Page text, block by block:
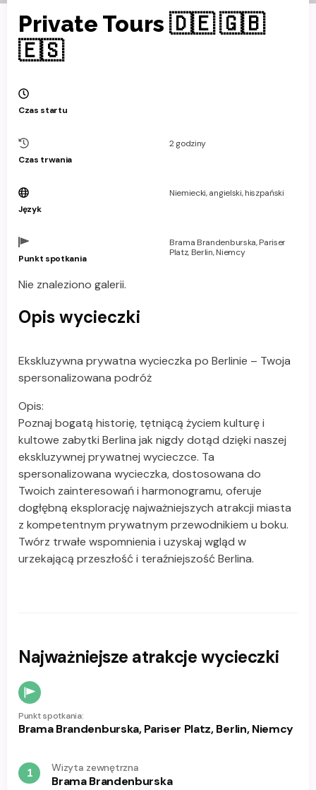
Private Tours 🇩🇪 🇬🇧
🇪🇸
Czas startu
Czas trwania
2 godziny
Język
Niemiecki, angielski, hiszpański
Punkt spotkania
Brama Brandenburska, Pariser
Platz, Berlin, Niemcy
Nie znaleziono galerii.
Opis wycieczki
Ekskluzywna prywatna wycieczka po Berlinie – Twoja
spersonalizowana podróż
Opis:
Poznaj bogatą historię, tętniącą życiem kulturę i
kultowe zabytki Berlina jak nigdy dotąd dzięki naszej
ekskluzywnej prywatnej wycieczce. Ta
spersonalizowana wycieczka, dostosowana do
Twoich zainteresowań i harmonogramu, oferuje
dogłębną eksplorację najważniejszych atrakcji miasta
z kompetentnym prywatnym przewodnikiem u boku.
Twórz trwałe wspomnienia i uzyskaj wgląd w
urzekającą przeszłość i teraźniejszość Berlina.
Najważniejsze atrakcje wycieczki
Punkt spotkania:
Brama Brandenburska, Pariser Platz, Berlin, Niemcy
1 Wizyta zewnętrzna
Brama Brandenburska